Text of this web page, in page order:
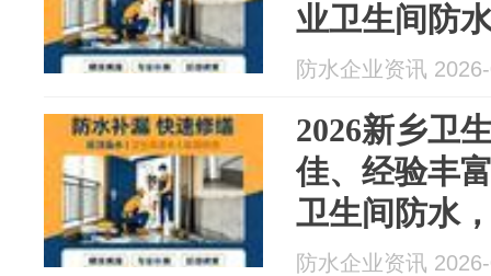
业卫生间防
月防水最新
防水企业资讯
2026新乡卫
佳、经验丰
卫生间防水
防水最新资
防水企业资讯